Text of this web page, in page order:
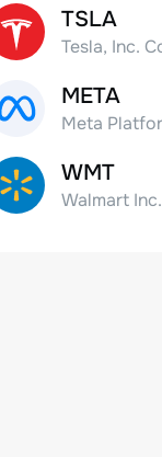
TSLA
META
WMT
Walmart Inc.